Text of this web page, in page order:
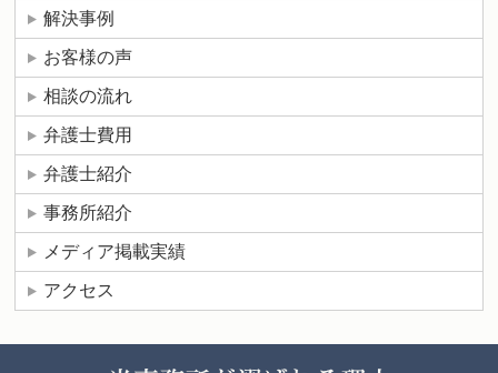
解決事例
お客様の声
相談の流れ
弁護士費用
弁護士紹介
事務所紹介
メディア掲載実績
アクセス